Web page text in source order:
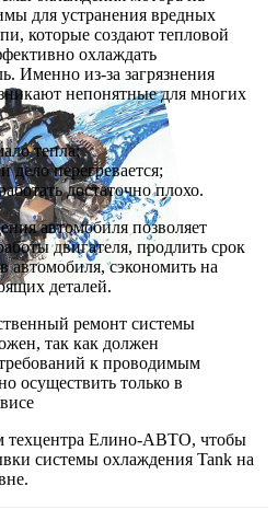
для устранения вредных
которые создают тепловой
охлаждать
Именно из-за загрязнения
непонятные для многих
тепла;
дело перегревается;
достаточно плохо.
автомобиля позволяет
двигателя, продлить срок
автомобиля, сэкономить на
деталей.
ремонт системы
так как должен
к проводимым
осуществить только в
техцентра Елино-АВТО, чтобы
системы охлаждения Tank на